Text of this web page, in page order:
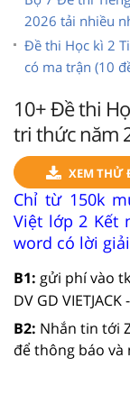
2026 tải nhiều
Đề thi Học kì 2
có ma trận (10
10+ Đề thi
tri thức năm
XEM THỬ
Chỉ từ 150k
Việt lớp 2 Kết
word có lời
B1: gửi phí vào
DV GD
B2: Nhắn tin tới
để thông báo và